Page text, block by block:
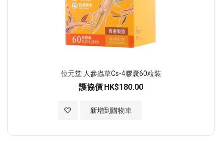
位元堂 人參蟲草Cs-4膠囊60粒裝
護協價 HK$180.00
新增到購物車
加入至願望清單